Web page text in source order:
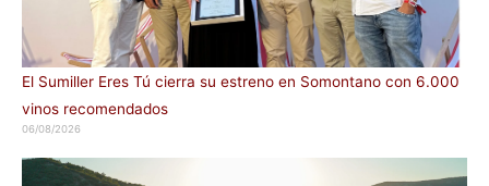
El Sumiller Eres Tú cierra su estreno en Somontano con 6.000
vinos recomendados
06/08/2026